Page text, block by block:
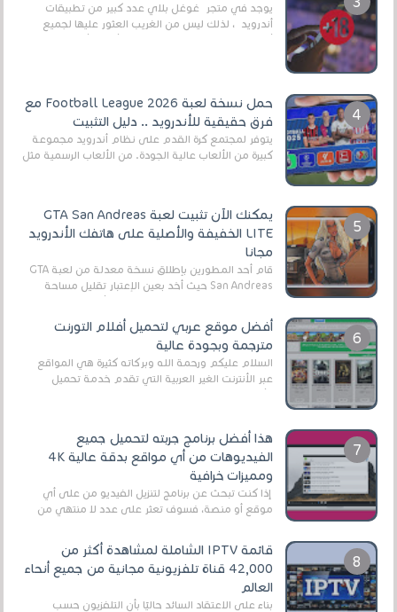
يوجد في متجر غوغل بلاي عدد كبير من تطبيقات
أندرويد ، لذلك ليس من الغريب العثور عليها لجميع
حمل نسخة لعبة Football League 2026 مع
فرق حقيقية للأندرويد .. دليل التثبيت
يتوفر لمجتمع كرة القدم على نظام أندرويد مجموعة
كبيرة من الألعاب عالية الجودة. من الألعاب الرسمية مثل
يمكنك الآن تثبيت لعبة GTA San Andreas
LITE الخفيفة والأصلية على هاتفك الأندرويد
مجانا
قام أحد المطورين بإطلاق نسخة معدلة من لعبة GTA
San Andreas حيث أخد بعين الإعتبار تقليل مساحة
أفضل موقع عربي لتحميل أفلام التورنت
مترجمة وبجودة عالية
السلام عليكم ورحمة الله وبركاته كثيرة هي المواقع
عبر الأنترنت الغير العربية التي تقدم خدمة تحميل
الأفلام على التورنت ، ومعظم هذه المواقع ل...
هذا أفضل برنامج جربته لتحميل جميع
الفيديوهات من أي مواقع بدقة عالية 4K
ومميزات خرافية
إذا كنت تبحث عن برنامج لتنزيل الفيديو من على أي
موقع أو منصة، فسوف تعثر على عدد لا منتهي من
قائمة IPTV الشاملة لمشاهدة أكثر من
42,000 قناة تلفزيونية مجانية من جميع أنحاء
العالم
بناءً على الاعتقاد السائد حاليًا بأن التلفزيون حسب